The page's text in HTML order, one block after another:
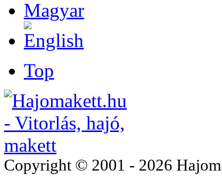
Top
Copyright © 2001 - 2026